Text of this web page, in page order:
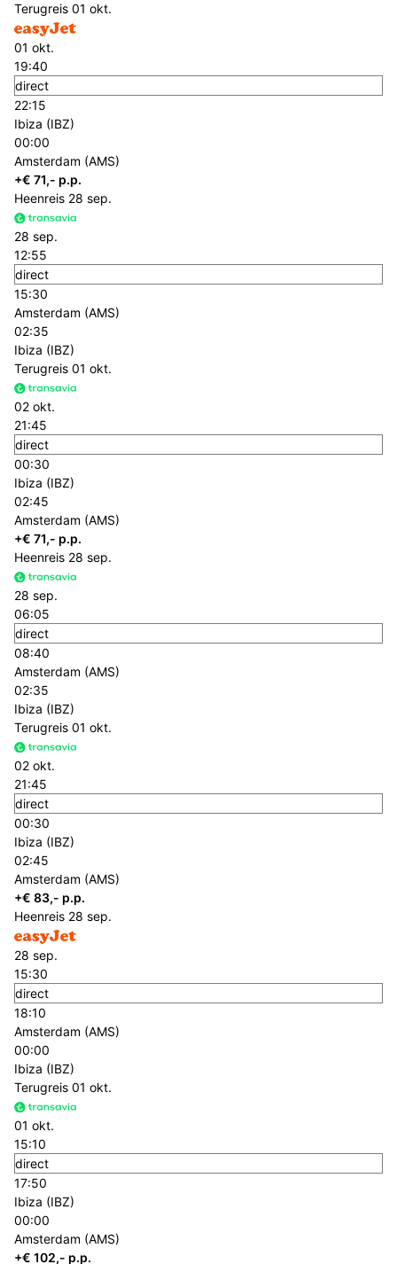
Terugreis 01 okt.
01 okt.
19:40
direct
22:15
Ibiza (IBZ)
00:00
Amsterdam (AMS)
+€ 71,- p.p.
Heenreis 28 sep.
28 sep.
12:55
direct
15:30
Amsterdam (AMS)
02:35
Ibiza (IBZ)
Terugreis 01 okt.
02 okt.
21:45
direct
00:30
Ibiza (IBZ)
02:45
Amsterdam (AMS)
+€ 71,- p.p.
Heenreis 28 sep.
28 sep.
06:05
direct
08:40
Amsterdam (AMS)
02:35
Ibiza (IBZ)
Terugreis 01 okt.
02 okt.
21:45
direct
00:30
Ibiza (IBZ)
02:45
Amsterdam (AMS)
+€ 83,- p.p.
Heenreis 28 sep.
28 sep.
15:30
direct
18:10
Amsterdam (AMS)
00:00
Ibiza (IBZ)
Terugreis 01 okt.
01 okt.
15:10
direct
17:50
Ibiza (IBZ)
00:00
Amsterdam (AMS)
+€ 102,- p.p.